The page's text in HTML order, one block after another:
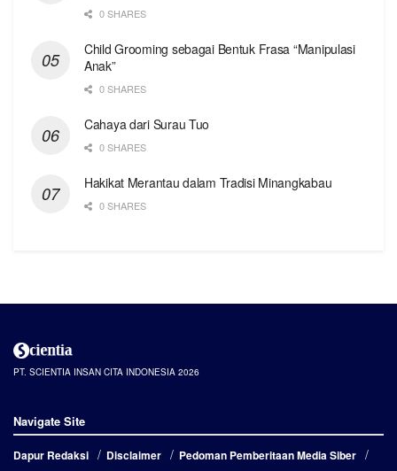
0 SHARES
Child Grooming sebagai Bentuk Frasa “Manipulasi
Anak”
0 SHARES
Cahaya dari Surau Tuo
0 SHARES
Hakikat Merantau dalam Tradisi Minangkabau
0 SHARES
PT. SCIENTIA INSAN CITA INDONESIA 2026
Navigate Site
Dapur Redaksi Disclaimer
Pedoman Pemberitaan Media Siber